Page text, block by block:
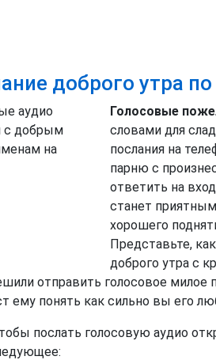
доброго утра
Голосовые
словами для
послания на
парню с
ответить на
станет
хорошего
Представьте,
доброго утра с
отправить голосовое
ему понять как сильно вы его
послать голосовую аудио